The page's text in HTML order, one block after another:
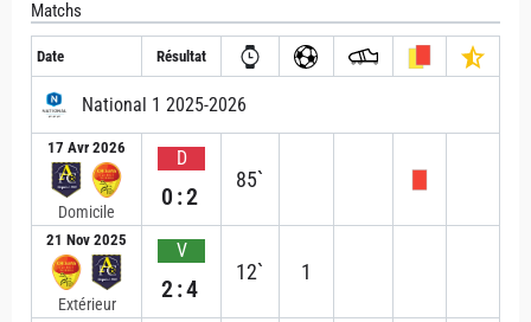
Matchs
Date Résultat
National 1 2025-2026
17 Avr 2026
Domicile
D
0:2
85`
21 Nov 2025
Extérieur
V
2:4
12` 1